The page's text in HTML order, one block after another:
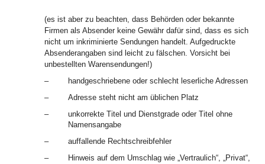
(es ist aber zu beachten, dass Behörden oder bekannte
Firmen als Absender keine Gewähr dafür sind, dass es sich
nicht um inkriminierte Sendungen handelt. Aufgedruckte
Absenderangaben sind leicht zu fälschen. Vorsicht bei
unbestellten Warensendungen!)
–
handgeschriebene oder schlecht leserliche Adressen
–
Adresse steht nicht am üblichen Platz
–
unkorrekte Titel und Dienstgrade oder Titel ohne
Namensangabe
–
auffallende Rechtschreibfehler
–
Hinweis auf dem Umschlag wie „Vertraulich“, „Privat“,